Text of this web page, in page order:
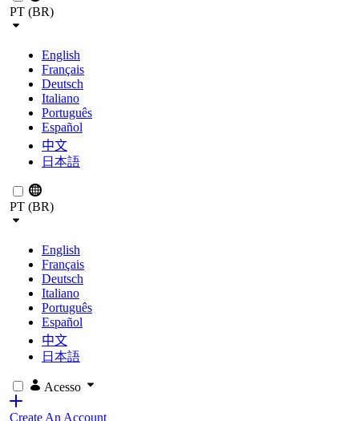
PT (BR)
English
Français
Deutsch
Italiano
Português
Español
中文
日本語
PT (BR)
English
Français
Deutsch
Italiano
Português
Español
中文
日本語
Acesso
Create An Account